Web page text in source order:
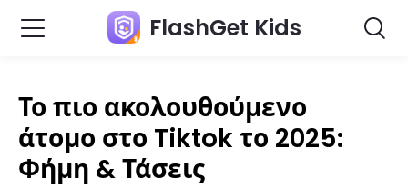
FlashGet Kids
Το πιο ακολουθούμενο
άτομο στο Tiktok το 2025:
Φήμη & Τάσεις